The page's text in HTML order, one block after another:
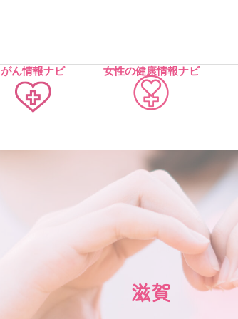
がん情報ナビ 女性の健康情報ナビ
滋賀